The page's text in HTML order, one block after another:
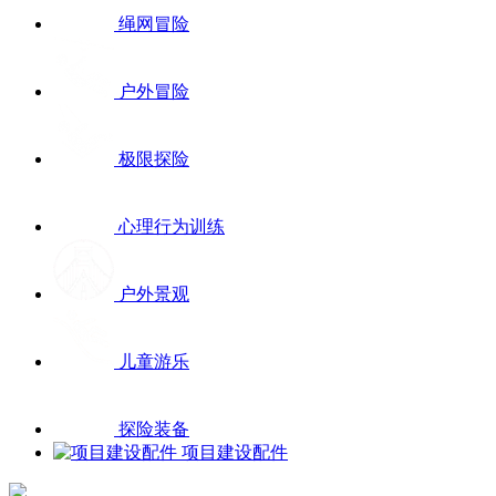
绳网冒险
户外冒险
极限探险
心理行为训练
户外景观
儿童游乐
探险装备
项目建设配件